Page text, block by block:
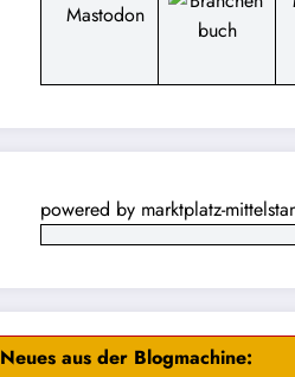
Mastodon
powered by marktplatz-
Neues aus der Blogmachine: